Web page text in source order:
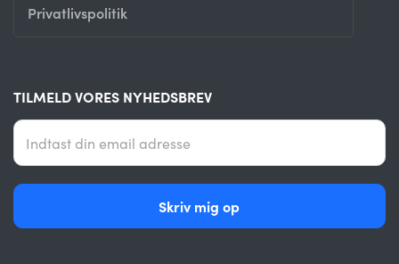
Privatlivspolitik
TILMELD VORES NYHEDSBREV